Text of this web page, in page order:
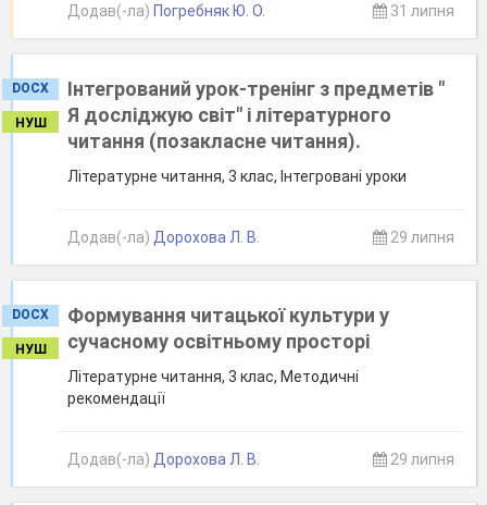
Додав(-ла) Погребняк Ю. О. 31 липня
DOCX
НУШ
Інтегрований урок-тренінг з предметів "
Я досліджую світ" і літературного
читання (позакласне читання).
Літературне читання, 3 клас, Інтегровані уроки
Додав(-ла) Дорохова Л. В. 29 липня
DOCX
НУШ
Формування читацької культури у
сучасному освітньому просторі
Літературне читання, 3 клас, Методичні
рекомендації
Додав(-ла) Дорохова Л. В. 29 липня